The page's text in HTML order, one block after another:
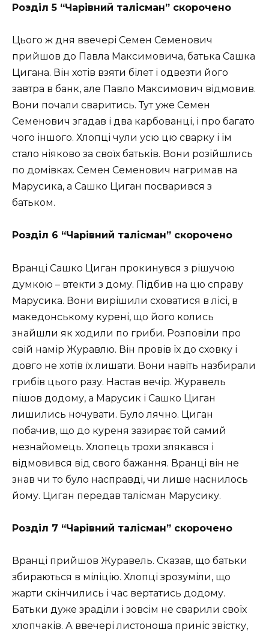
Розділ 5 “Чарівний талісман” скорочено
Цього ж дня ввечері Семен Семенович
прийшов до Павла Максимовича, батька Сашка
Цигана. Він хотів взяти білет і одвезти його
завтра в банк, але Павло Максимович відмовив.
Вони почали сваритись. Тут уже Семен
Семенович згадав і два карбованці, і про багато
чого іншого. Хлопці чули усю цю сварку і їм
стало ніяково за своїх батьків. Вони розійшлись
по домівках. Семен Семенович нагримав на
Марусика, а Сашко Циган посварився з
батьком.
Розділ 6 “Чарівний талісман” скорочено
Вранці Сашко Циган прокинувся з рішучою
думкою – втекти з дому. Підбив на цю справу
Марусика. Вони вирішили сховатися в лісі, в
македонському курені, що його колись
знайшли як ходили по гриби. Розповіли про
свій намір Журавлю. Він провів їх до сховку і
довго не хотів їх лишати. Вони навіть назбирали
грибів цього разу. Настав вечір. Журавель
пішов додому, а Марусик і Сашко Циган
лишились ночувати. Було лячно. Циган
побачив, що до куреня зазирає той самий
незнайомець. Хлопець трохи злякався і
відмовився від свого бажання. Вранці він не
знав чи то було насправді, чи лише наснилось
йому. Циган передав талісман Марусику.
Розділ 7 “Чарівний талісман” скорочено
Вранці прийшов Журавель. Сказав, що батьки
збираються в міліцію. Хлопці зрозуміли, що
жарти скінчились і час вертатись додому.
Батьки дуже зраділи і зовсім не сварили своїх
хлопчаків. А ввечері листоноша приніс звістку,